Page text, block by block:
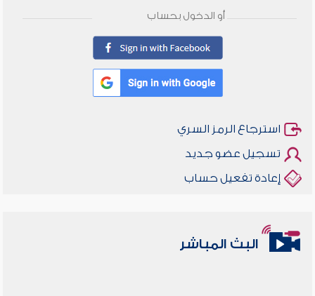
أو الدخول بحساب
استرجاع الرمز السري
تسجيل عضو جديد
إعادة تفعيل حساب
البث المباشر